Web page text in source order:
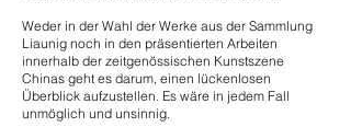
Weder in der Wahl der Werke aus der Sammlung
Liaunig noch in den präsentierten Arbeiten
innerhalb der zeitgenössischen Kunstszene
Chinas geht es darum, einen lückenlosen
Überblick aufzustellen. Es wäre in jedem Fall
unmöglich und unsinnig.